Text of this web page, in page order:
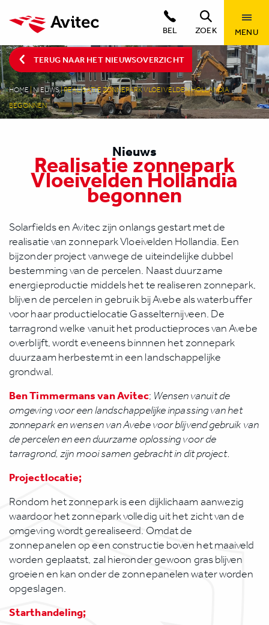
BEL ZOEK MENU
TERUG NAAR HET NIEUWSOVERZICHT
HOME|NIEUWS|REALISATIE ZONNEPARK VLOEIVELDEN HOLLANDIA
BEGONNEN
Nieuws
Realisatie zonnepark
Vloeivelden Hollandia
begonnen
Solarfields en Avitec zijn onlangs gestart met de
realisatie van zonnepark Vloeivelden Hollandia. Een
bijzonder project vanwege de uiteindelijke dubbel
bestemming van de percelen. Naast duurzame
energieproductie middels het te realiseren zonnepark,
blijven de percelen in gebruik bij Avebe als waterbuffer
voor haar productielocatie Gasselternijveen. De
tarragrond welke vanuit het productieproces van Avebe
overblijft, wordt eveneens binnnen het zonnepark
duurzaam herbestemt in een landschappelijke
grondwal.
Ben Timmermans van Avitec; Wensen vanuit de
omgeving voor een landschappelijke inpassing van het
zonnepark en wensen van Avebe voor blijvend gebruik van
de percelen en een duurzame oplossing voor de
tarragrond, zijn mooi samen gebracht in dit project.
Projectlocatie;
Rondom het zonnepark is een dijklichaam aanwezig
waardoor het zonnepark volledig uit het zicht van de
omgeving wordt gerealiseerd. Omdat de
zonnepanelen op een constructie boven het maaiveld
worden geplaatst, zal hieronder gewoon gras blijven
groeien en kan onder de zonnepanelen water worden
opgeslagen.
Starthandeling;